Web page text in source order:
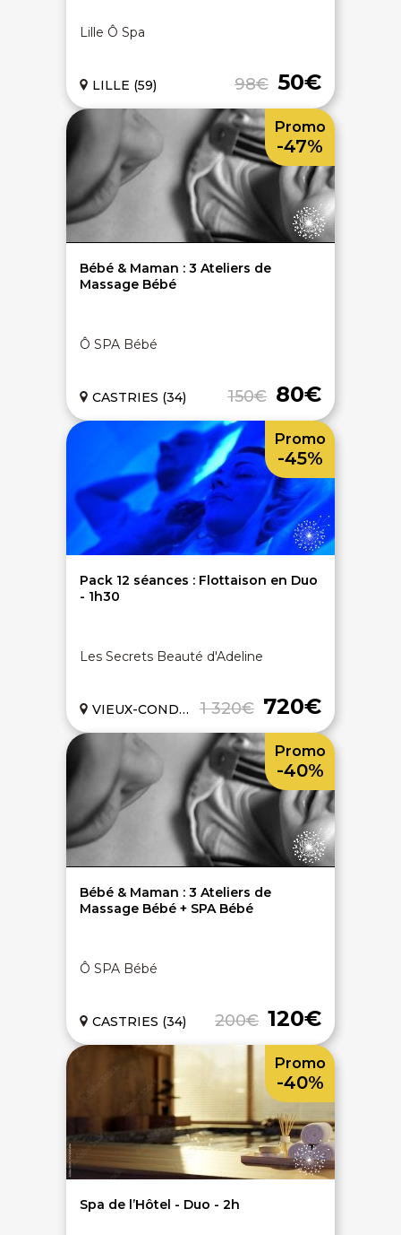
Lille Ô Spa
98€ 50€
LILLE (59)
Bébé & Maman : 3 Ateliers de
Massage Bébé
Ô SPA Bébé
150€ 80€
CASTRIES (34)
Promo
-47%
Pack 12 séances : Flottaison en Duo
- 1h30
Les Secrets Beauté d'Adeline
1 320€ 720€
VIEUX-CONDE (59)
Promo
-45%
Bébé & Maman : 3 Ateliers de
Massage Bébé + SPA Bébé
Ô SPA Bébé
200€ 120€
CASTRIES (34)
Promo
-40%
Spa de l’Hôtel - Duo - 2h
Promo
-40%